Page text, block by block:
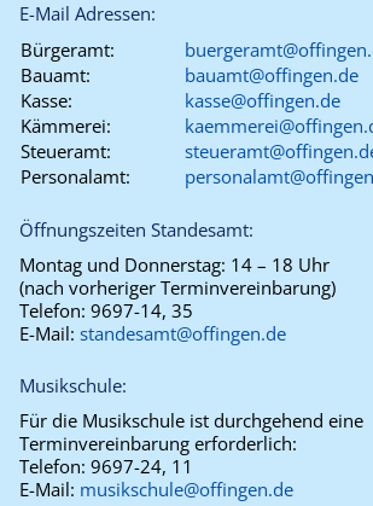
E-Mail Adressen:
Bürgeramt:
Bauamt:
bauamt@offingen.de
Kasse:
kasse@offingen.de
Kämmerei:
Steueramt:
Personalamt:
Öffnungszeiten Standesamt:
Montag und Donnerstag: 14 – 18 Uhr
(nach vorheriger Terminvereinbarung)
Telefon: 9697-14, 35
E-Mail: standesamt@offingen.de
Musikschule:
Für die Musikschule ist durchgehend eine
Terminvereinbarung erforderlich:
Telefon: 9697-24, 11
E-Mail: musikschule@offingen.de